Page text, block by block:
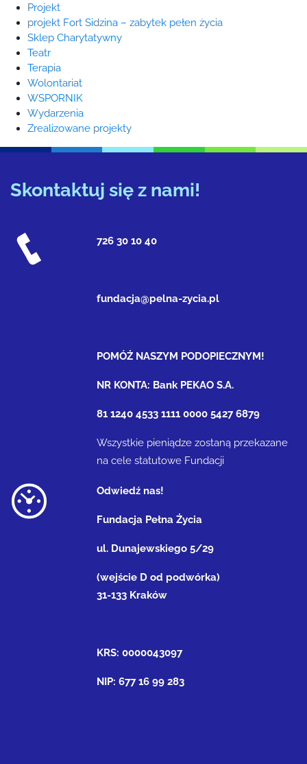
Projekt
projekt Fort Sidzina – zabytek pełen życia
Sklep Charytatywny
Teatr
Terapia
Wolontariat
WSPORNIK
Wydarzenia
Zrealizowane projekty
Skontaktuj się z nami!
726 30 10 40
fundacja@pelna-zycia.pl
POMÓŻ NASZYM PODOPIECZNYM!
NR KONTA: Bank PEKAO S.A.
81 1240 4533 1111 0000 5427 6879
Wszystkie pieniądze zostaną przekazane
na cele statutowe Fundacji
Odwiedź nas!
Fundacja Pełna Życia
ul. Dunajewskiego 5/29
(wejście D od podwórka)
31-133 Kraków
KRS: 0000043097
NIP: 677 16 99 283